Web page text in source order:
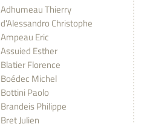
Adhumeau Thierry
d'Alessandro Christophe
Ampeau Eric
Assuied Esther
Blatier Florence
Boédec Michel
Bottini Paolo
Brandeis Philippe
Bret Julien